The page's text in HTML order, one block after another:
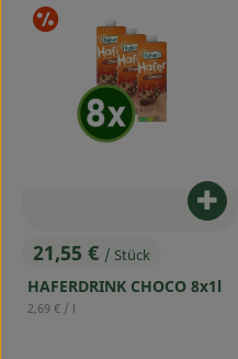
, Preis:
21,55 € / Stück
HAFERDRINK CHOCO 8x1l
, Referenzpreis:
2,69 € / l